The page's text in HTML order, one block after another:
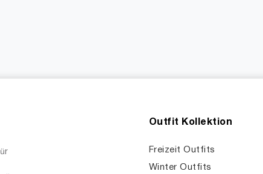
Outfit Kollektion
Freizeit Outfits
Winter Outfits